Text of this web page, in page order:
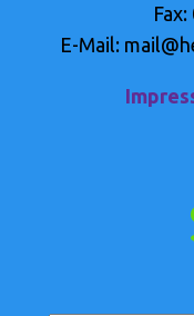
E-Mail: